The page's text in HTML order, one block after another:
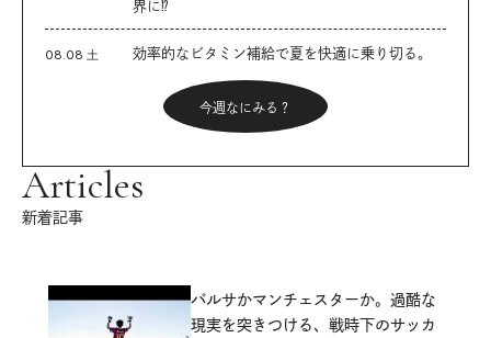
界に⁉︎
08.08 土 効率的なビタミン補給で夏を快適に乗り切る。
今週なにみる？
Articles
新着記事
バルサかマンチェスターか。過酷な
現実を突きつける、戦時下のサッカ